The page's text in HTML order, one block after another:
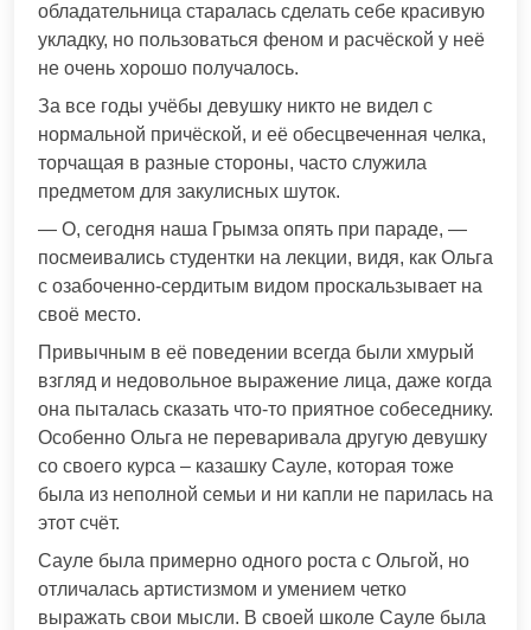
обладательница старалась сделать себе красивую
укладку, но пользоваться феном и расчёской у неё
не очень хорошо получалось.
За все годы учёбы девушку никто не видел с
нормальной причёской, и её обесцвеченная челка,
торчащая в разные стороны, часто служила
предметом для закулисных шуток.
— О, сегодня наша Грымза опять при параде, —
посмеивались студентки на лекции, видя, как Ольга
с озабоченно-сердитым видом проскальзывает на
своё место.
Привычным в её поведении всегда были хмурый
взгляд и недовольное выражение лица, даже когда
она пыталась сказать что-то приятное собеседнику.
Особенно Ольга не переваривала другую девушку
со своего курса – казашку Сауле, которая тоже
была из неполной семьи и ни капли не парилась на
этот счёт.
Сауле была примерно одного роста с Ольгой, но
отличалась артистизмом и умением четко
выражать свои мысли. В своей школе Сауле была